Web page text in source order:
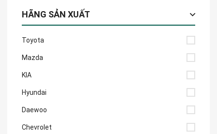
HÃNG SẢN XUẤT
Toyota
Mazda
KIA
Hyundai
Daewoo
Chevrolet